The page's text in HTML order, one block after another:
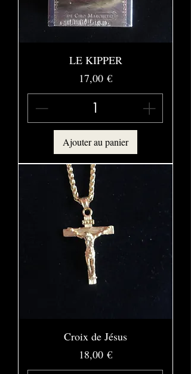
LE KIPPER
Prix
17,00 €
Ajouter au panier
Croix de Jésus
Prix
18,00 €